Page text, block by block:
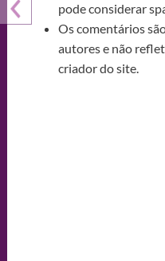
pode considerar
Os comentários
autores e não
criador do site.